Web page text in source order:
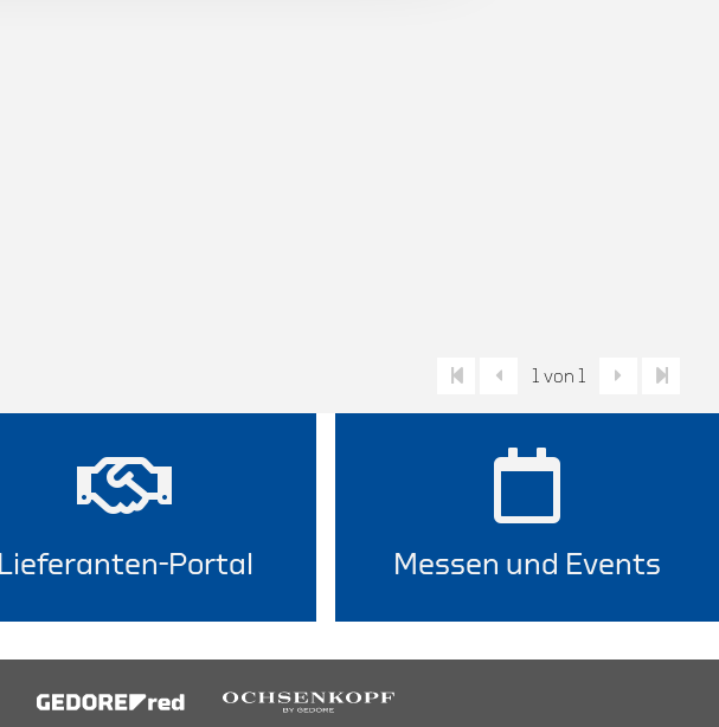
1 von 1
Lieferanten-Portal Messen und Events